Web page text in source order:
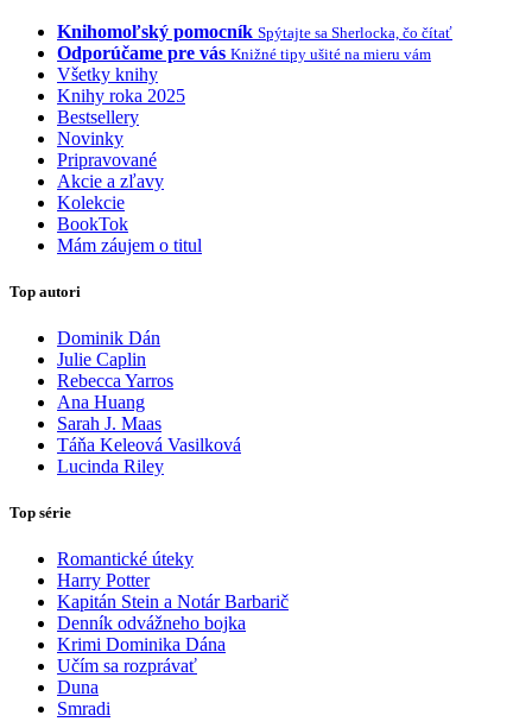
Knihomoľský pomocník Spýtajte sa Sherlocka, čo čítať
Odporúčame pre vás Knižné tipy ušité na mieru vám
Všetky knihy
Knihy roka 2025
Bestsellery
Novinky
Pripravované
Akcie a zľavy
Kolekcie
BookTok
Mám záujem o titul
Top autori
Dominik Dán
Julie Caplin
Rebecca Yarros
Ana Huang
Sarah J. Maas
Táňa Keleová Vasilková
Lucinda Riley
Top série
Romantické úteky
Harry Potter
Kapitán Stein a Notár Barbarič
Denník odvážneho bojka
Krimi Dominika Dána
Učím sa rozprávať
Duna
Smradi